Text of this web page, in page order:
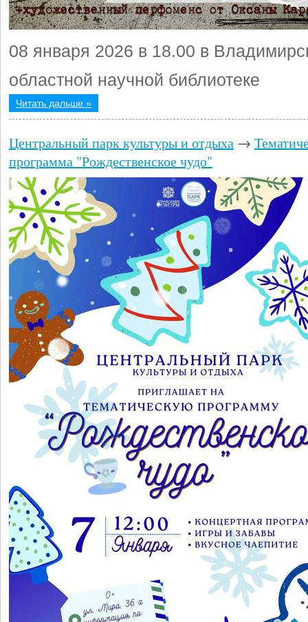
08 января 2026 в 18.00 в
областной научной библиотеке
Читать дальше »
Центральный парк культуры и отдыха →
программа "Рождественское чудо"